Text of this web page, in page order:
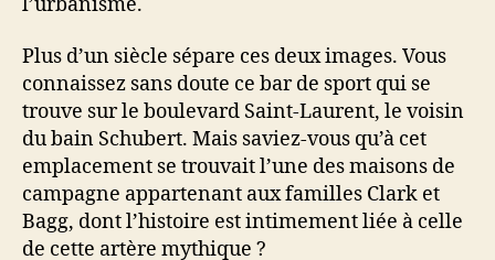
Plus d’un siècle sépare ces deux images. Vous
connaissez sans doute ce bar de sport qui se
trouve sur le boulevard Saint-Laurent, le voisin
du bain Schubert. Mais saviez-vous qu’à cet
emplacement se trouvait l’une des maisons de
campagne appartenant aux familles Clark et
Bagg, dont l’histoire est intimement liée à celle
de cette artère mythique ?